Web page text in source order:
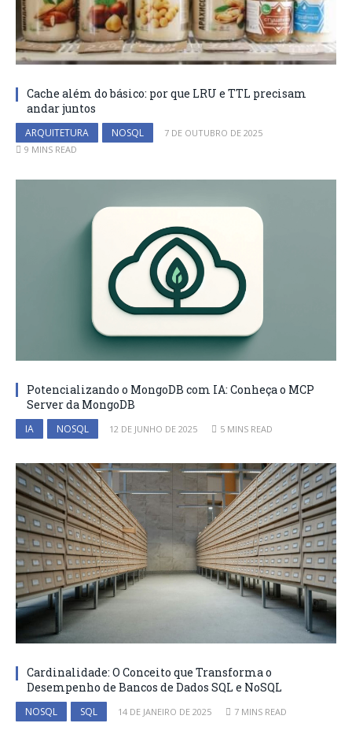
Cache além do básico: por que LRU e TTL precisam
andar juntos
ARQUITETURA NOSQL
7 DE OUTUBRO DE 2025
9 MINS READ
Potencializando o MongoDB com IA: Conheça o MCP
Server da MongoDB
IA NOSQL 12 DE JUNHO DE 2025 5 MINS READ
Cardinalidade: O Conceito que Transforma o
Desempenho de Bancos de Dados SQL e NoSQL
NOSQL SQL 14 DE JANEIRO DE 2025 7 MINS READ